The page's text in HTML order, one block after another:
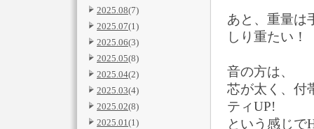
2025.08(7)
2025.07(1)
2025.06(3)
2025.05(8)
2025.04(2)
2025.03(4)
2025.02(8)
2025.01(1)
あと、重量は
しり重たい！
音の方は、
芯が太く、付
ティUP!
という感じで